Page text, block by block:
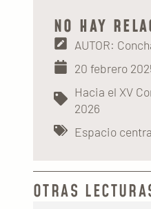
NO HAY
AUTOR:
20 febrero
Hacia el XV
2026
Espacio
OTRAS